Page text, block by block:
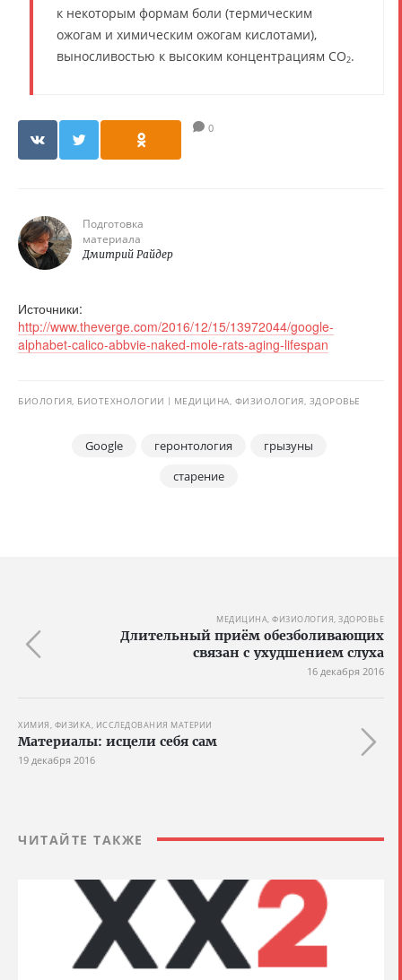
к некоторым формам боли (термическим
ожогам и химическим ожогам кислотами),
выносливостью к высоким концентрациям CO2.
0
Подготовка
материала
Дмитрий Райдер
Источники:
http://www.theverge.com/2016/12/15/13972044/google-
alphabet-calico-abbvie-naked-mole-rats-aging-lifespan
БИОЛОГИЯ, БИОТЕХНОЛОГИИ МЕДИЦИНА, ФИЗИОЛОГИЯ, ЗДОРОВЬЕ
Google геронтология
грызуны
старение
МЕДИЦИНА, ФИЗИОЛОГИЯ, ЗДОРОВЬЕ
Длительный приём обезболивающих
связан с ухудшением слуха
16 декабря 2016
ХИМИЯ, ФИЗИКА, ИССЛЕДОВАНИЯ МАТЕРИИ
Материалы: исцели себя сам
19 декабря 2016
ЧИТАЙТЕ ТАКЖЕ